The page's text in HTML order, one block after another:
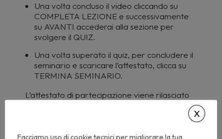
Una volta concluso il video cliccando su
COMPLETA LEZIONE e successivamente
su AVANTI accederai alla sezione per
svolgere il QUIZ.
Una volta superato il quiz, per concludere il
seminario e scaricare l’attestato, clicca su
TERMINA SEMINARIO.
L’attestato di partecipazione viene rilasciato
Non è necessaria l’autocertificazione: i crediti
Facciamo uso di cookie tecnici per migliorare la tua